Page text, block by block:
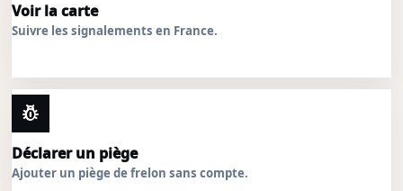
Voir la carte
Suivre les signalements en France.
pest_control
Déclarer un piège
Ajouter un piège de frelon sans compte.